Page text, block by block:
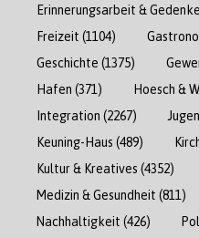
Erinnerungsarbeit &
Freizeit (1104)
Geschichte (1375)
Hafen (371) Hoesch &
Integration (2267)
Keuning-Haus (489)
Kultur & Kreatives (4352)
Medizin & Gesundheit (811)
Nachhaltigkeit (426)